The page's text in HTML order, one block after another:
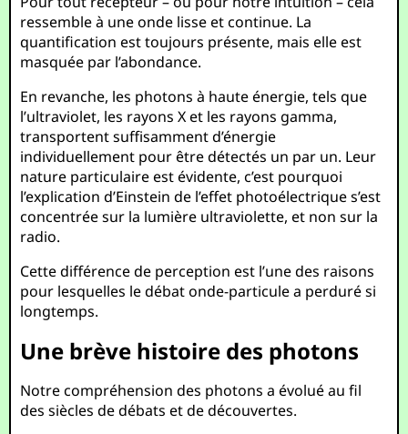
ressemble à une onde lisse et continue. La
quantification est toujours présente, mais elle est
masquée par l’abondance.
En revanche, les photons à haute énergie, tels que
l’ultraviolet, les rayons X et les rayons gamma,
transportent suffisamment d’énergie
individuellement pour être détectés un par un. Leur
nature particulaire est évidente, c’est pourquoi
l’explication d’Einstein de l’effet photoélectrique s’est
concentrée sur la lumière ultraviolette, et non sur la
radio.
Cette différence de perception est l’une des raisons
pour lesquelles le débat onde-particule a perduré si
longtemps.
Une brève histoire des photons
Notre compréhension des photons a évolué au fil
des siècles de débats et de découvertes.